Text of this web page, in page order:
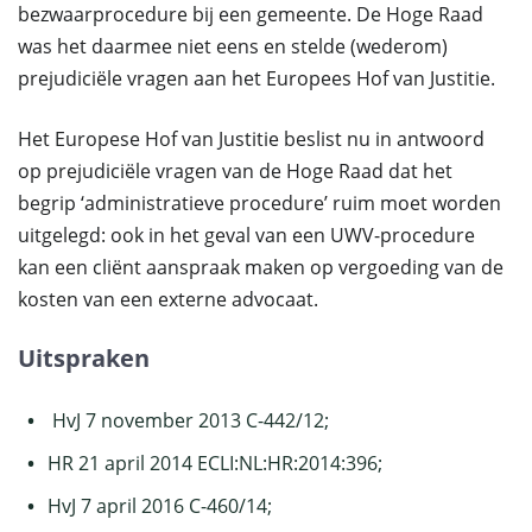
bezwaarprocedure bij een gemeente. De Hoge Raad
was het daarmee niet eens en stelde (wederom)
prejudiciële vragen aan het Europees Hof van Justitie.
Het Europese Hof van Justitie beslist nu in antwoord
op prejudiciële vragen van de Hoge Raad dat het
begrip ‘administratieve procedure’ ruim moet worden
uitgelegd: ook in het geval van een UWV-procedure
kan een cliënt aanspraak maken op vergoeding van de
kosten van een externe advocaat.
Uitspraken
HvJ 7 november 2013 C-442/12;
HR 21 april 2014 ECLI:NL:HR:2014:396;
HvJ 7 april 2016 C-460/14;